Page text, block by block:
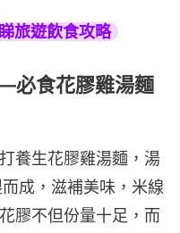
旅遊飲食攻略
必食花膠雞湯麵
養生花膠雞湯麵，湯
成，滋補美味，米線
膠不但份量十足，而